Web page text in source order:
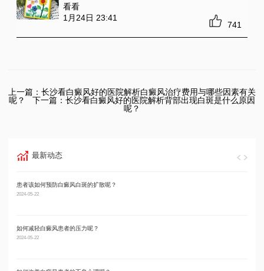
看看
1月24日 23:41
741
上一篇： 长沙看白癜风好的医院解析白癜风治疗费用与哪些因素有关
呢？
下一篇： 长沙看白癜风好的医院解析背部出现白斑是什么原因
呢？
最新动态
患者该如何预防白癜风白斑的扩散呢？
2024-05-22
如何减轻白癜风患者的压力呢？
2024-05-22